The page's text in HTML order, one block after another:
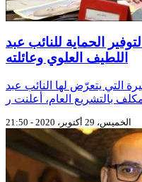
الحماية للنائب عبد
اللطيف العلوي وعائلته
التي يتعرّض لها النائب عبد
الخميس، 29 أكتوبر، 2020 - 21:50